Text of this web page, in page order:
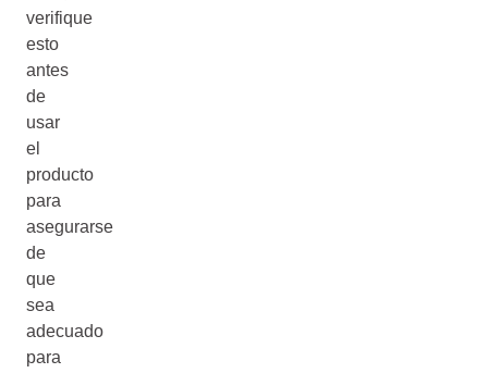
verifique
esto
antes
de
usar
el
producto
para
asegurarse
de
que
sea
adecuado
para